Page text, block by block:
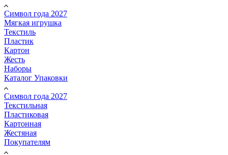
Символ года 2027
Мягкая игрушка
Текстиль
Пластик
Картон
Жесть
Наборы
Каталог Упаковки
Символ года 2027
Текстильная
Пластиковая
Картонная
Жестяная
Покупателям